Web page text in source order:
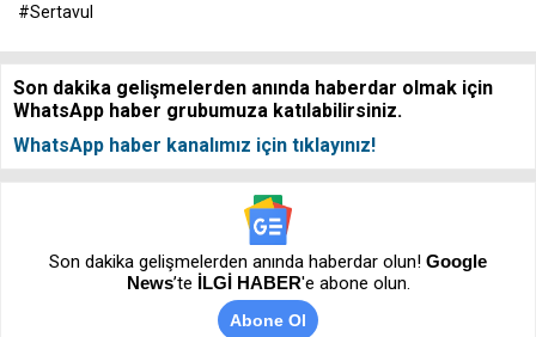
#Sertavul
Son dakika gelişmelerden anında haberdar olmak için
WhatsApp haber grubumuza katılabilirsiniz.
WhatsApp haber kanalımız için tıklayınız!
Son dakika gelişmelerden anında haberdar olun! Google
News’te İLGİ HABER'e abone olun.
Abone Ol